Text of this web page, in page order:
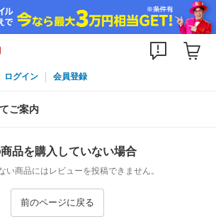
ログイン 会員登録
ご案内
品を購入していない場合
い商品にはレビューを投稿できません。
前のページに戻る